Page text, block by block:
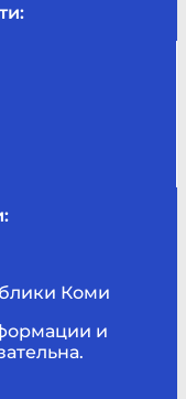
Коми
и